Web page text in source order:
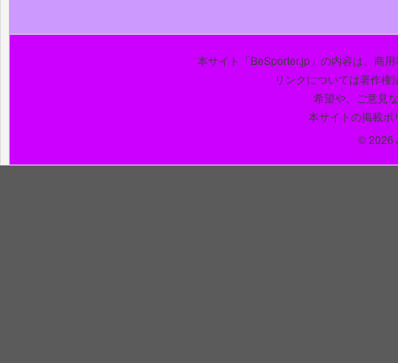
本サイト「BeSporter.jp」の内容は、商
リンクについては著作権
希望や、ご意見
本サイトの掲載ポ
© 2026